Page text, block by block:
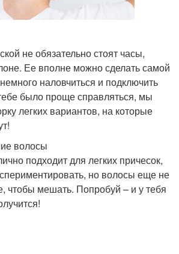
не обязательно стоят часы,
Ее вполне можно сделать самой
наловчиться и подключить
было проще справляться, мы
легких вариантов, на которые
волосы
подходит для легких причесок,
но волосы еще не
чтобы мешать. Попробуй – и у тебя